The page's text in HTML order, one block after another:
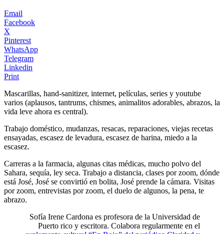
Email
Facebook
X
Pinterest
WhatsApp
Telegram
Linkedin
Print
Mascarillas, hand-sanitizer, internet, películas, series y youtube
varios (aplausos, tantrums, chismes, animalitos adorables, abrazos, la
vida leve ahora es central).
Trabajo doméstico, mudanzas, resacas, reparaciones, viejas recetas
ensayadas, escasez de levadura, escasez de harina, miedo a la
escasez.
Carreras a la farmacia, algunas citas médicas, mucho polvo del
Sahara, sequía, ley seca. Trabajo a distancia, clases por zoom, dónde
está José, José se convirtió en bolita, José prende la cámara. Visitas
por zoom, entrevistas por zoom, el duelo de algunos, la pena, te
abrazo.
Sofía Irene Cardona es profesora de la Universidad de
Puerto rico y escritora. Colabora regularmente en el